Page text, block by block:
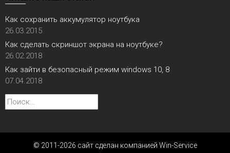
Как сохранить аккумулятор ноутбука
26.03.2015
Как сделать скриншот экрана на ноутбуке?
26.02.2018
Как зайти в безопасный режим windows 10, 8
07.04.2018
Найти:
© 2011-2026 сайт сделан компанией Win-Service